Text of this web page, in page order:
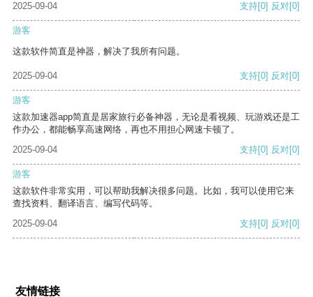
2025-09-04
支持[0] 反对[0]
游客
这款软件简直是神器，解决了我所有问题。
2025-09-04 支持[0] 反对[0]
游客
这款加速器app简直是居家旅行必备神器，无论是看视频、玩游戏还是工
作办公，都能畅享高速网络，再也不用担心网速卡顿了。
2025-09-04
支持[0] 反对[0]
游客
这款软件非常实用，可以帮助我解决很多问题。比如，我可以使用它来
查找资料、翻译语言、编写代码等。
2025-09-04
支持[0] 反对[0]
友情链接